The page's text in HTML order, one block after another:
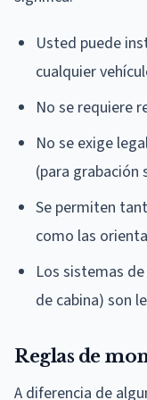
Usted puede
cualquier
No se requiere
No se exige
(para grabación
Se permiten
como las
Los sistemas
de cabina) son
Reglas de
A diferencia de